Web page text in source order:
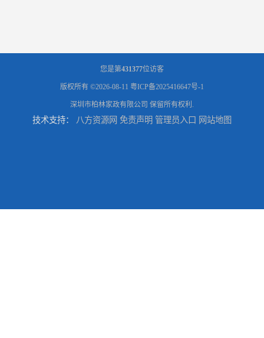
您是第431377位访客
版权所有 ©2026-08-11 粤ICP备2025416647号-1
深圳市柏林家政有限公司 保留所有权利.
技术支持： 八方资源网 免责声明 管理员入口 网站地图